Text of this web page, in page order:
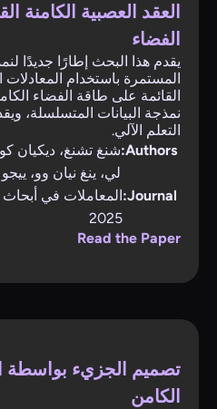
العقد العصبية الكامنة
الفضاء
يقدم هذا البحث إطارًا جديدًا
المستمرة باستخدام المعادلات
نمذجة البيانات المتسلسلة،
التعلم الآلي.
Authors: شنغ تشنغ، ديكيان
لي، ينغ نيان وو، ييجو
Journal:
2025
Read the Paper
تصميم الجزيء بواسطة
الكامن